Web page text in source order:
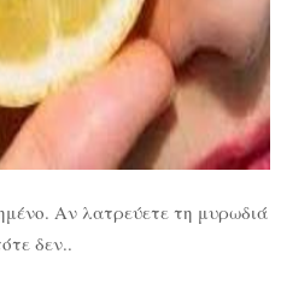
Αν λατρεύετε τη μυρωδιά
δεν..